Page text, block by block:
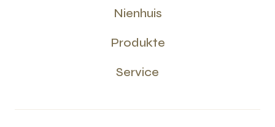
Nienhuis
Produkte
Service